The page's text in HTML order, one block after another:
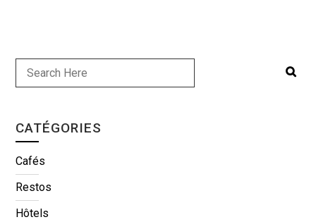
CATÉGORIES
Cafés
Restos
Hôtels